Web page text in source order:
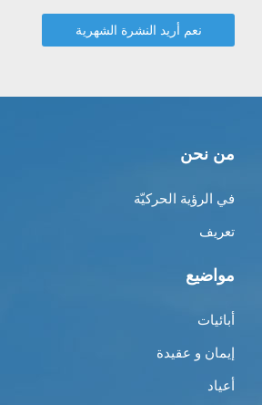
من نحن
في الرؤية الحركيّة
تعريف
مواضيع
أبائيات
إيمان و عقيدة
أعياد